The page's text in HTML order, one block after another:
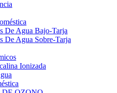
De Agua Bajo-Tarja
De Agua Sobre-Tarja
Ionizada